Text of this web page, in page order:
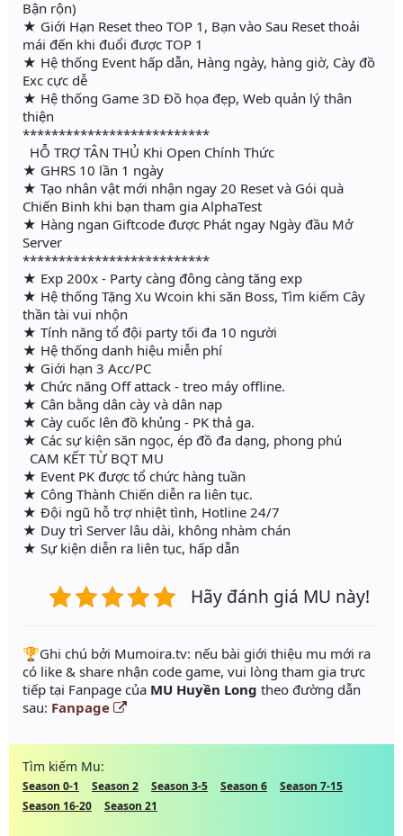
Bận rộn)
★ Giới Hạn Reset theo TOP 1, Bạn vào Sau Reset thoải
mái đến khi đuổi được TOP 1
★ Hệ thống Event hấp dẫn, Hàng ngày, hàng giờ, Cày đồ
Exc cực dễ
★ Hệ thống Game 3D Đồ họa đẹp, Web quản lý thân
thiện
**************************
HỖ TRỢ TÂN THỦ Khi Open Chính Thức
★ GHRS 10 lần 1 ngày
★ Tạo nhân vật mới nhận ngay 20 Reset và Gói quà
Chiến Binh khi bạn tham gia AlphaTest
★ Hàng ngan Giftcode được Phát ngay Ngày đầu Mở
Server
**************************
★ Exp 200x - Party càng đông càng tăng exp
★ Hệ thống Tặng Xu Wcoin khi săn Boss, Tìm kiếm Cây
thần tài vui nhộn
★ Tính năng tổ đội party tối đa 10 người
★ Hệ thống danh hiệu miễn phí
★ Giới hạn 3 Acc/PC
★ Chức năng Off attack - treo máy offline.
★ Cân bằng dân cày và dân nạp
★ Cày cuốc lên đồ khủng - PK thả ga.
★ Các sự kiện săn ngọc, ép đồ đa dạng, phong phú
CAM KẾT TỪ BQT MU
★ Event PK được tổ chức hàng tuần
★ Công Thành Chiến diễn ra liên tục.
★ Đội ngũ hỗ trợ nhiệt tình, Hotline 24/7
★ Duy trì Server lâu dài, không nhàm chán
★ Sự kiện diễn ra liên tục, hấp dẫn
Hãy đánh giá MU này!
️🏆Ghi chú bởi Mumoira.tv: nếu bài giới thiệu mu mới ra
có like & share nhận code game, vui lòng tham gia trực
tiếp tại Fanpage của MU Huyền Long theo đường dẫn
sau: Fanpage
Tìm kiếm Mu:
Season 0-1 Season 2 Season 3-5 Season 6
Season 7-15
Season 16-20
Season 21